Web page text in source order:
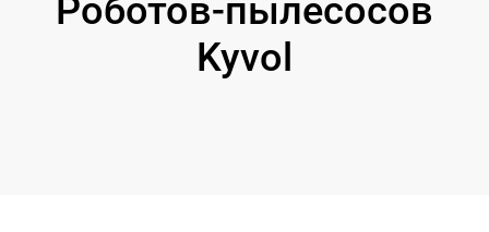
Роботов-пылесосов
Kyvol